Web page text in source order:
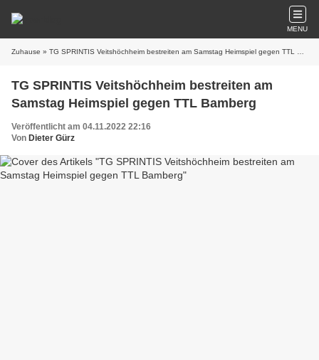
MENU
Zuhause » TG SPRINTIS Veitshöchheim bestreiten am Samstag Heimspiel gegen TTL Bamberg
TG SPRINTIS Veitshöchheim bestreiten am
Samstag Heimspiel gegen TTL Bamberg
Veröffentlicht am 04.11.2022 22:16
Von Dieter Gürz